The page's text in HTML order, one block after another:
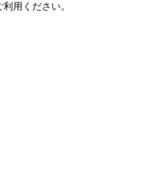
用ください。